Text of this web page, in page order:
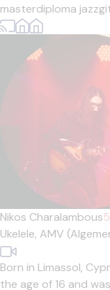
masterdiploma
Nikos Charalambous5
Ukelele, AMV
Born in Limassol,
the age of 16 and